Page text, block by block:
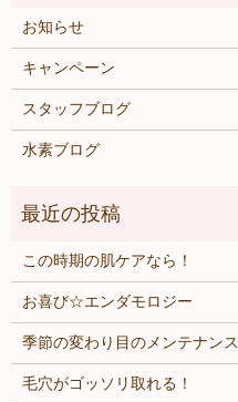
お知らせ
キャンペーン
スタッフブログ
水素ブログ
この時期の肌ケアなら！
お喜び☆エンダモロジー
季節の変わり目のメンテナンス
毛穴がゴッソリ取れる！